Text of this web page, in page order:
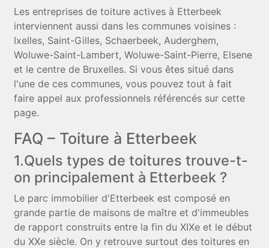
Les entreprises de toiture actives à Etterbeek
interviennent aussi dans les communes voisines :
Ixelles, Saint-Gilles, Schaerbeek, Auderghem,
Woluwe-Saint-Lambert, Woluwe-Saint-Pierre, Elsene
et le centre de Bruxelles. Si vous êtes situé dans
l'une de ces communes, vous pouvez tout à fait
faire appel aux professionnels référencés sur cette
page.
FAQ – Toiture à Etterbeek
1.Quels types de toitures trouve-t-
on principalement à Etterbeek ?
Le parc immobilier d'Etterbeek est composé en
grande partie de maisons de maître et d'immeubles
de rapport construits entre la fin du XIXe et le début
du XXe siècle. On y retrouve surtout des toitures en